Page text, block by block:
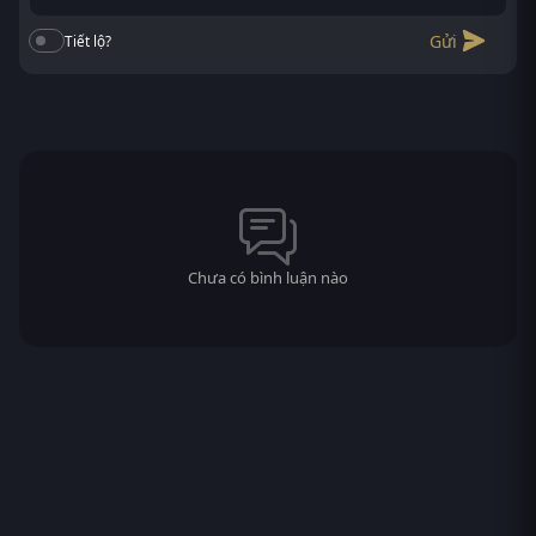
Tiết lộ? Gửi
Chưa có bình luận nào